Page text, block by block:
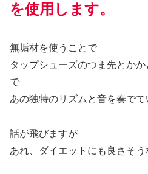
を使用します。
無垢材を使うことで
タップシューズのつま先とか
で
あの独特のリズムと音を奏でて
話が飛びますが
あれ、ダイエットにも良さそう